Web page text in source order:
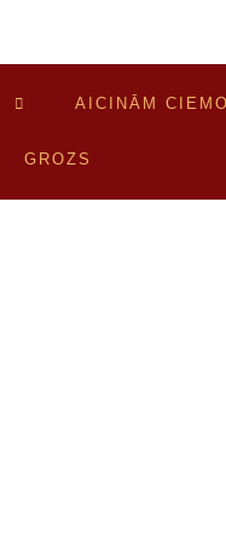
AICINĀM
GROZS